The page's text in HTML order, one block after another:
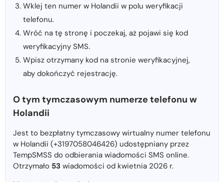
Wklej ten numer w Holandii w polu weryfikacji
telefonu.
Wróć na tę stronę i poczekaj, aż pojawi się kod
weryfikacyjny SMS.
Wpisz otrzymany kod na stronie weryfikacyjnej,
aby dokończyć rejestrację.
O tym tymczasowym numerze telefonu w
Holandii
Jest to bezpłatny tymczasowy wirtualny numer telefonu
w Holandii (+3197058046426) udostępniany przez
TempSMSS do odbierania wiadomości SMS online.
Otrzymało 53 wiadomości od kwietnia 2026 r.